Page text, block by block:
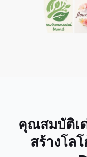
คุณสมบัติเ
สร้างโล